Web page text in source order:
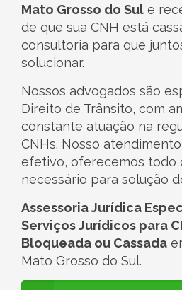
Mato Grosso do Sul e
de que sua CNH está
consultoria para que
solucionar.
Nossos advogados são
Direito de Trânsito, com
constante atuação na
CNHs. Nosso
efetivo, oferecemos todo
necessário para solução
Assessoria Jurídica
Serviços Jurídicos para
Bloqueada ou Cassada
Mato Grosso do Sul.